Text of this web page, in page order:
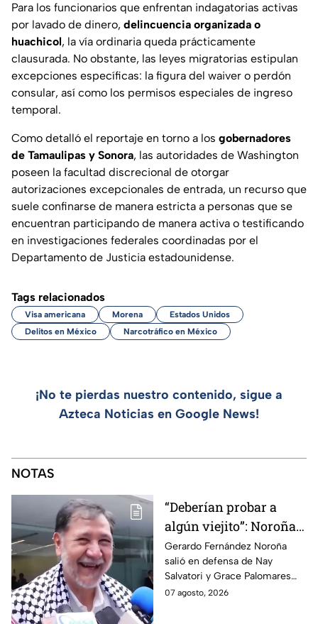
Para los funcionarios que enfrentan indagatorias activas
por lavado de dinero, delincuencia organizada o
huachicol, la vía ordinaria queda prácticamente
clausurada. No obstante, las leyes migratorias estipulan
excepciones específicas: la figura del waiver o perdón
consular, así como los permisos especiales de ingreso
temporal.
Como detalló el reportaje en torno a los gobernadores
de Tamaulipas y Sonora, las autoridades de Washington
poseen la facultad discrecional de otorgar
autorizaciones excepcionales de entrada, un recurso que
suele confinarse de manera estricta a personas que se
encuentran participando de manera activa o testificando
en investigaciones federales coordinadas por el
Departamento de Justicia estadounidense.
Tags relacionados
Visa americana Morena
Estados Unidos
Delitos en México
Narcotráfico en México
¡No te pierdas nuestro contenido, sigue a
Azteca Noticias en Google News!
NOTAS
“Deberían probar a
algún viejito”: Noroña
reacciona a polémico
video de Nay Salvatori
y Grace Palomares
Gerardo Fernández Noroña
salió en defensa de Nay
Salvatori y Grace Palomares
tras sus comentarios
07 agosto, 2026